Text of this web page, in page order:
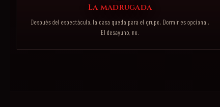
La madrugada
Después del espectáculo, la casa queda para el grupo. Dormir es opcional.
El desayuno, no.